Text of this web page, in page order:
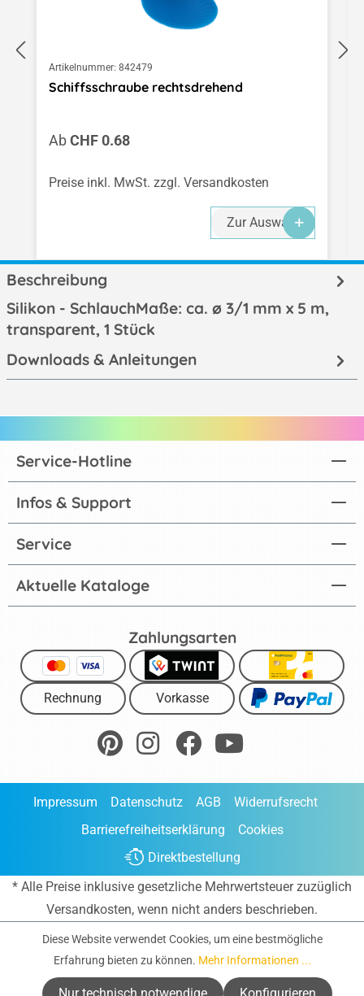
Artikelnummer: 842479
Schiffsschraube rechtsdrehend
Regulärer Preis:
AbCHF 0.68
Preise inkl. MwSt. zzgl. Versandkosten
Zur Auswahl
Beschreibung
Silikon - SchlauchMaße: ca. ø 3/1 mm x 5 m,
transparent, 1 Stück
Downloads & Anleitungen
Aktuelle Kataloge
Service-Hotline
Infos & Support
Service
Zahlungsarten
Rechnung Vorkasse
Impressum Datenschutz AGB
Widerrufsrecht
Barrierefreiheitserklärung
Cookies
Direktbestellung
* Alle Preise inklusive gesetzliche Mehrwertsteuer zuzüglich
Versandkosten, wenn nicht anders beschrieben.
Diese Website verwendet Cookies, um eine bestmögliche
Erfahrung bieten zu können. Mehr Informationen ...